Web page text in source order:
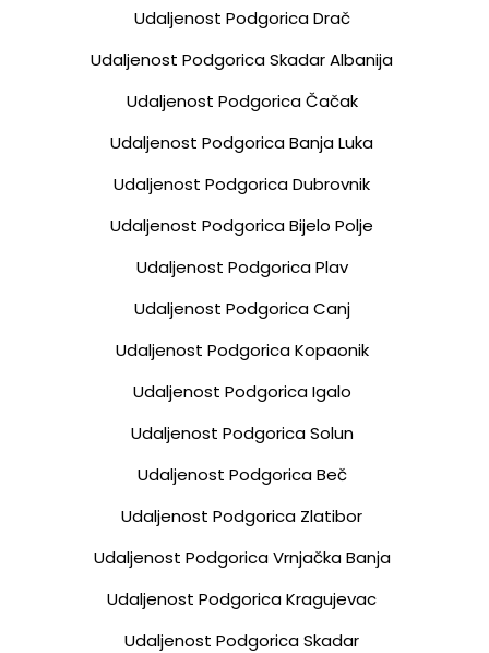
Udaljenost Podgorica Drač
Udaljenost Podgorica Skadar Albanija
Udaljenost Podgorica Čačak
Udaljenost Podgorica Banja Luka
Udaljenost Podgorica Dubrovnik
Udaljenost Podgorica Bijelo Polje
Udaljenost Podgorica Plav
Udaljenost Podgorica Canj
Udaljenost Podgorica Kopaonik
Udaljenost Podgorica Igalo
Udaljenost Podgorica Solun
Udaljenost Podgorica Beč
Udaljenost Podgorica Zlatibor
Udaljenost Podgorica Vrnjačka Banja
Udaljenost Podgorica Kragujevac
Udaljenost Podgorica Skadar